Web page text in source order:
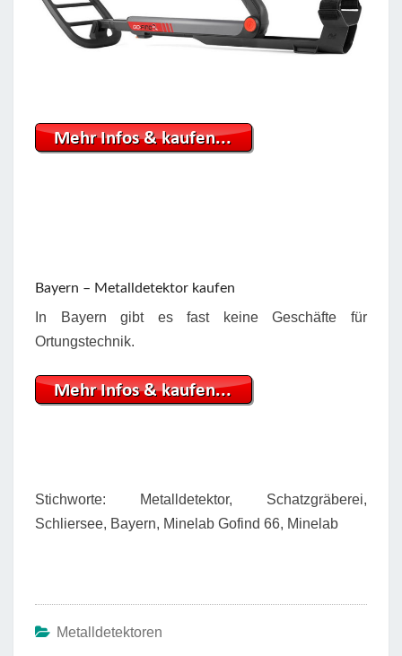
Bayern – Metalldetektor kaufen
In Bayern gibt es fast keine Geschäfte für
Ortungstechnik.
Stichworte: Metalldetektor, Schatzgräberei,
Schliersee, Bayern, Minelab Gofind 66, Minelab
Metalldetektoren